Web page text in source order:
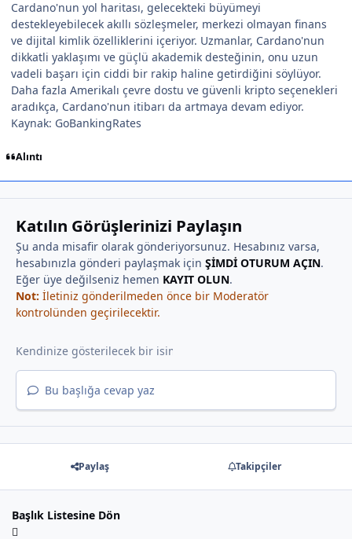
Cardano'nun yol haritası, gelecekteki büyümeyi
destekleyebilecek akıllı sözleşmeler, merkezi olmayan finans
ve dijital kimlik özelliklerini içeriyor. Uzmanlar, Cardano'nun
dikkatli yaklaşımı ve güçlü akademik desteğinin, onu uzun
vadeli başarı için ciddi bir rakip haline getirdiğini söylüyor.
Daha fazla Amerikalı çevre dostu ve güvenli kripto seçenekleri
aradıkça, Cardano'nun itibarı da artmaya devam ediyor.
Kaynak: GoBankingRates
Alıntı
Katılın Görüşlerinizi Paylaşın
Şu anda misafir olarak gönderiyorsunuz. Hesabınız varsa,
hesabınızla gönderi paylaşmak için ŞİMDİ OTURUM AÇIN.
Eğer üye değilseniz hemen KAYIT OLUN.
Not: İletiniz gönderilmeden önce bir Moderatör
kontrolünden geçirilecektir.
Bu başlığa cevap yaz
Paylaş Takipçiler
Başlık Listesine Dön